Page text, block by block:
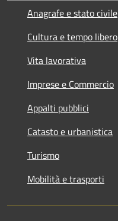
Anagrafe e stato civile
Cultura e tempo libero
Vita lavorativa
Imprese e Commercio
Appalti pubblici
Catasto e urbanistica
Turismo
Mobilità e trasporti